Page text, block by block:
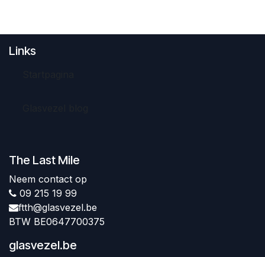
Links
The Last Mile
Neem contact op
09 215 19 99
ftth@glasvezel.be
BTW BE0647700375
glasvezel.be